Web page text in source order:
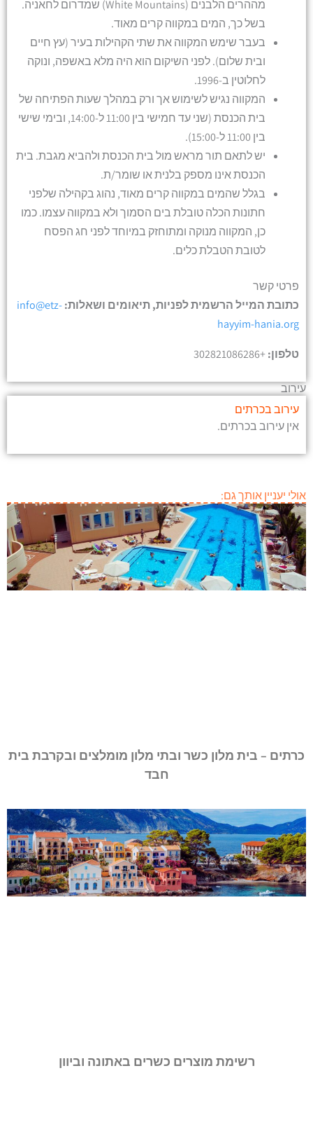
מההרים הלבנים (White Mountains) שמדרום לחאניה.
בשל כך, המים במקווה קרים מאוד.
בעבר שימש המקווה את שתי הקהילות בעיר (עץ חיים
ובית שלום). לפני השיקום הוא היה מלא באשפה, ונוקה
לחלוטין ב-1996.
המקווה נגיש לשימוש אך ורק במהלך שעות הפתיחה של
בית הכנסת (שני עד חמישי בין 11:00 ל-14:00, ובימי שישי
בין 11:00 ל-15:00).
יש לתאם תור מראש מול בית הכנסת ולהביא מגבת. בית
הכנסת אינו מספק בלנית או שומר/ת.
בגלל שהמים במקווה קרים מאוד, נהוג בקהילה שלפני
חתונות הכלה טובלת בים הסמוך ולא במקווה עצמו. כמו
כן, המקווה מנוקה ומתוחזק במיוחד לפני חג הפסח
לטובת הטבלת כלים.
פרטי קשר
כתובת המייל הרשמית לפניות, תיאומים ושאלות:info@etz-
hayyim-hania.org
טלפון:+302821086286
עירוב
עירוב בכרתים
אין עירוב בכרתים.
אולי יעניין אותך גם:
כרתים – בית מלון כשר ובתי מלון מומלצים ובקרבת בית
חבד
רשימת מוצרים כשרים באתונה וביוון